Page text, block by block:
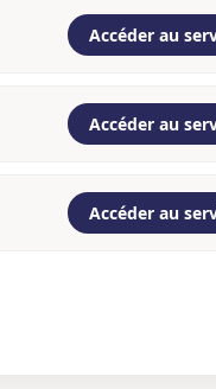
Accéder au
Accéder au
Accéder au